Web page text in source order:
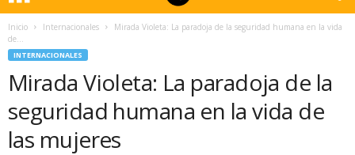
Inicio Internacionales
Mirada Violeta: La paradoja de la seguridad humana en la vida
de...
INTERNACIONALES
Mirada Violeta: La paradoja de la
seguridad humana en la vida de
las mujeres